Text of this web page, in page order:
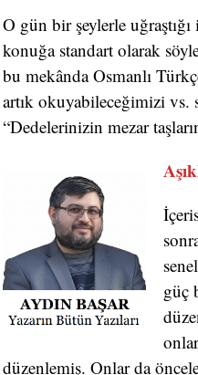
O gün bir şeylerle
konuğa standart olarak
bu mekânda Osmanlı
artık okuyabileceğimizi vs.
“Dedelerinizin mezar
güç
düzenlemiş. Onlar da